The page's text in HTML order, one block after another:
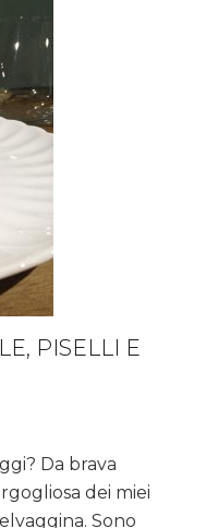
PISELLI E
Da brava
dei miei
Sono